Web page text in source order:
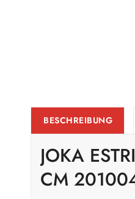
BESCHREIBUNG
JOKA
CM